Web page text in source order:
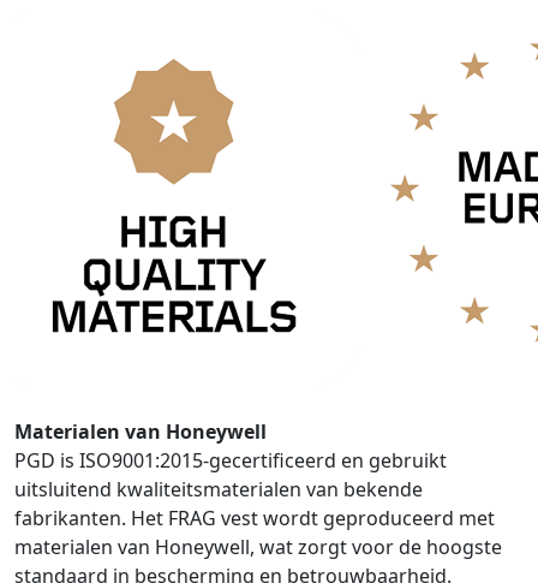
Materialen van Honeywell
PGD is ISO9001:2015-gecertificeerd en gebruikt
uitsluitend kwaliteitsmaterialen van bekende
fabrikanten. Het FRAG vest wordt geproduceerd met
materialen van Honeywell, wat zorgt voor de hoogste
standaard in bescherming en betrouwbaarheid.